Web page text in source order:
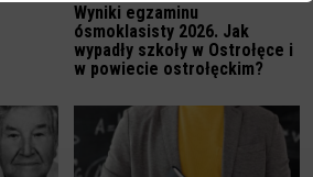
Wyniki egzaminu
ósmoklasisty 2026. Jak
wypadły szkoły w Ostrołęce i
w powiecie ostrołęckim?